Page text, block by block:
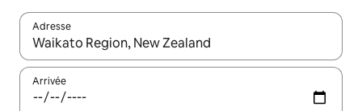
Adresse
Lorsque les résultats s'affichent, utilisez les flèches vers le
Arrivée